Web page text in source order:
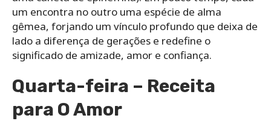
um encontra no outro uma espécie de alma
gêmea, forjando um vínculo profundo que deixa de
lado a diferença de gerações e redefine o
significado de amizade, amor e confiança.
Quarta-feira – Receita
para O Amor